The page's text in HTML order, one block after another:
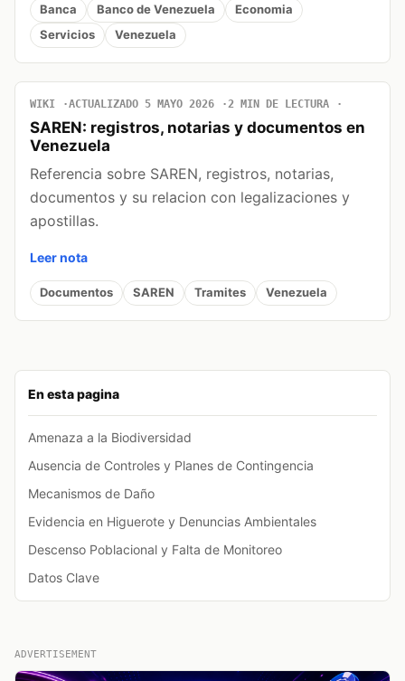
En esta pagina
Amenaza a la Biodiversidad
Ausencia de Controles y Planes de Contingencia
Mecanismos de Daño
Evidencia en Higuerote y Denuncias Ambientales
Descenso Poblacional y Falta de Monitoreo
Datos Clave
Banca Banco de Venezuela
Economia
Servicios
Venezuela
WIKI ACTUALIZADO 5 MAYO 2026 2 MIN DE LECTURA
SAREN: registros, notarias y documentos en
Venezuela
Referencia sobre SAREN, registros, notarias,
documentos y su relacion con legalizaciones y
apostillas.
Leer nota
Documentos SAREN Tramites Venezuela
ADVERTISEMENT